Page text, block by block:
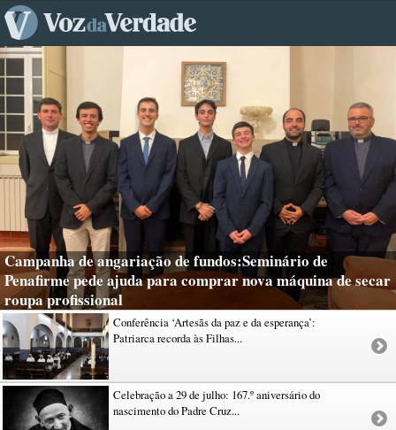
Campanha de angariação de fundos:Seminário de
Penafirme pede ajuda para comprar nova máquina de secar
roupa profissional
Conferência ‘Artesãs da paz e da esperança’:
Patriarca recorda às Filhas...
Celebração a 29 de julho: 167.º aniversário do
nascimento do Padre Cruz...